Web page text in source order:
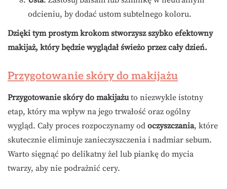
odcieniu, by dodać ustom subtelnego koloru.
Dzięki tym prostym krokom stworzysz szybko efektowny
makijaż, który będzie wyglądał świeżo przez cały dzień.
Przygotowanie skóry do makijażu
Przygotowanie skóry do makijażuto niezwykle istotny
etap, który ma wpływ na jego trwałość oraz ogólny
wygląd. Cały proces rozpoczynamy od oczyszczania, które
skutecznie eliminuje zanieczyszczenia i nadmiar sebum.
Warto sięgnąć po delikatny żel lub piankę do mycia
twarzy, aby nie podrażnić cery.